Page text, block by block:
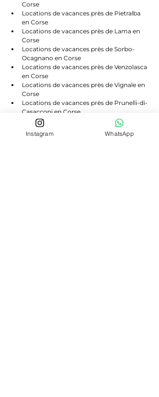
Corse
Locations de vacances près de Pietralba
en Corse
Locations de vacances près de Lama en
Corse
Locations de vacances près de Sorbo-
Ocagnano en Corse
Locations de vacances près de Venzolasca
en Corse
Locations de vacances près de Vignale en
Corse
Locations de vacances près de Prunelli-di-
Casacconi en Corse
Locations de vacances près de Campitello
en Corse
Locations de vacances près de Scolca en
Instagram WhatsApp